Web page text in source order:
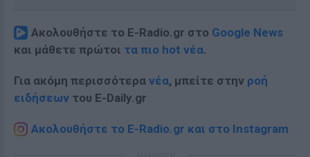
Ακολουθήστε το E-Radio.gr στο Google News
και μάθετε πρώτοι τα πιο hot νέα.
Για ακόμη περισσότερα νέα, μπείτε στην ροή
ειδήσεων του E-Daily.gr
Ακολουθήστε το E-Radio.gr και στο Instagram